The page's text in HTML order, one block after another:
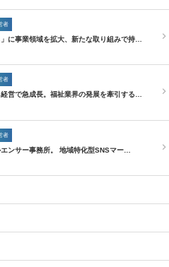
者
」に事業領域を拡大、新たな取り組みで持…
者
営で急成長。福祉業界の発展を牽引する…
者
ンサー事務所。 地域特化型SNSマー…